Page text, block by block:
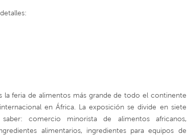
la feria de alimentos más grande de todo el continente
en África. La exposición se divide en siete
comercio minorista de alimentos africanos,
alimentarios, ingredientes para equipos de